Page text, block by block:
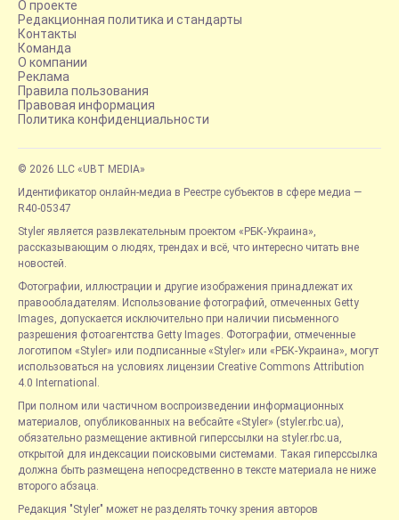
О проекте
Редакционная политика и стандарты
Контакты
Команда
О компании
Реклама
Правила пользования
Правовая информация
Политика конфиденциальности
© 2026 LLC «UBT MEDIA»
Идентификатор онлайн-медиа в Реестре субъектов в сфере медиа —
R40-05347
Styler является развлекательным проектом «РБК-Украина»,
рассказывающим о людях, трендах и всё, что интересно читать вне
новостей.
Фотографии, иллюстрации и другие изображения принадлежат их
правообладателям. Использование фотографий, отмеченных Getty
Images, допускается исключительно при наличии письменного
разрешения фотоагентства Getty Images. Фотографии, отмеченные
логотипом «Styler» или подписанные «Styler» или «РБК-Украина», могут
использоваться на условиях лицензии Creative Commons Attribution
4.0 International.
При полном или частичном воспроизведении информационных
материалов, опубликованных на вебсайте «Styler» (styler.rbc.ua),
обязательно размещение активной гиперссылки на styler.rbc.ua,
открытой для индексации поисковыми системами. Такая гиперссылка
должна быть размещена непосредственно в тексте материала не ниже
второго абзаца.
Редакция "Styler" может не разделять точку зрения авторов